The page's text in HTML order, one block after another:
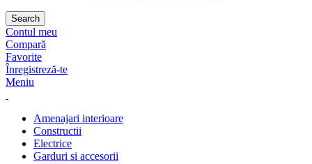
Search
Contul meu
Compară
Favorite
Înregistreză-te
Meniu
Amenajari interioare
Constructii
Electrice
Garduri si accesorii